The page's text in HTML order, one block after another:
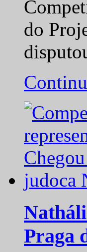
do
Praga